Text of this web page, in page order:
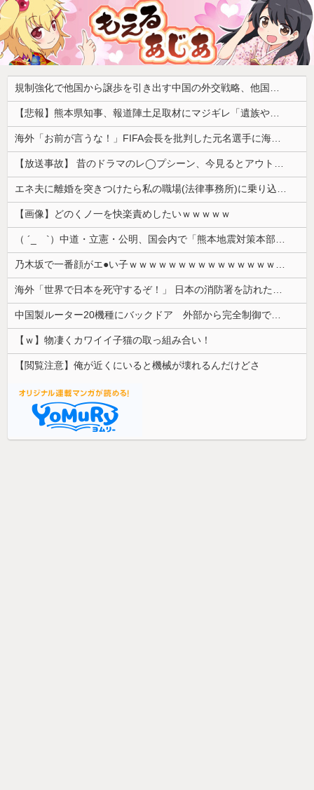
規制強化で他国から譲歩を引き出す中国の外交戦略、他国がサプライチェーン変更で対抗した結果……
【悲報】熊本県知事、報道陣土足取材にマジギレ「遺族や被災者から強い不満でてる！」 → 記者「例えば？」 → 知事、怒り通り越して呆れてしまう ………
海外「お前が言うな！」FIFA会長を批判した元名選手に海外から猛反発！（海外の反応）
【放送事故】 昔のドラマのレ◯プシーン、今見るとアウトすぎる・・・
エネ夫に離婚を突きつけたら私の職場(法律事務所)に乗り込んできた 堂々と「離婚の法律相談です。母の薦めでこちらに参りました」と言っているが、...
【画像】どのくノ一を快楽責めしたいｗｗｗｗｗ
（ ´_ゝ`）中道・立憲・公明、国会内で「熊本地震対策本部会議」各省庁からヒアリング・現地から意見聴取「パーティション、人手、宿泊施設の不足や、...
乃木坂で一番顔がエ●い子ｗｗｗｗｗｗｗｗｗｗｗｗｗｗｗｗｗｗｗ
海外「世界で日本を死守するぞ！」 日本の消防署を訪れたちびっ子集団が世界をメロメロに
中国製ルーター20機種にバックドア 外部から完全制御できる機能が仕込まれていた
【ｗ】物凄くカワイイ子猫の取っ組み合い！
【閲覧注意】俺が近くにいると機械が壊れるんだけどさ